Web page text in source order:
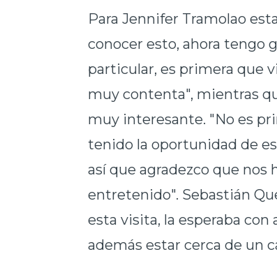
Para Jennifer Tramolao
conocer esto, ahora tengo
particular, es primera que
muy contenta", mientras
muy interesante. "No es
tenido la oportunidad de
así que agradezco que
entretenido". Sebastián
esta visita, la esperaba
además estar cerca de un